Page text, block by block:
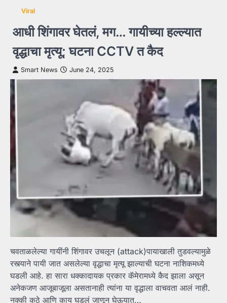
Viral
आधी शिंगावर घेतलं, मग… गायीच्या हल्ल्यात
वृद्धाचा मृत्यू; घटना CCTV त कैद
Smart News June 24, 2025
चवताळलेल्या गायींनी शिंगावर उचलून (attack)पायाखाली तुडवल्यामुळे
रस्त्याने पायी जात असलेल्या वृद्धाचा मृत्यू झाल्याची घटना नाशिकमध्ये
घडली आहे. हा सारा धक्कादायक प्रकार कॅमेरामध्ये कैद झाला असून
अनेकजण आजूबाजूला असतानाही त्यांना या वृद्धाला वाचवता आलं नाही.
नक्की कुठे आणि काय घडलं जाणून घेऊयात…